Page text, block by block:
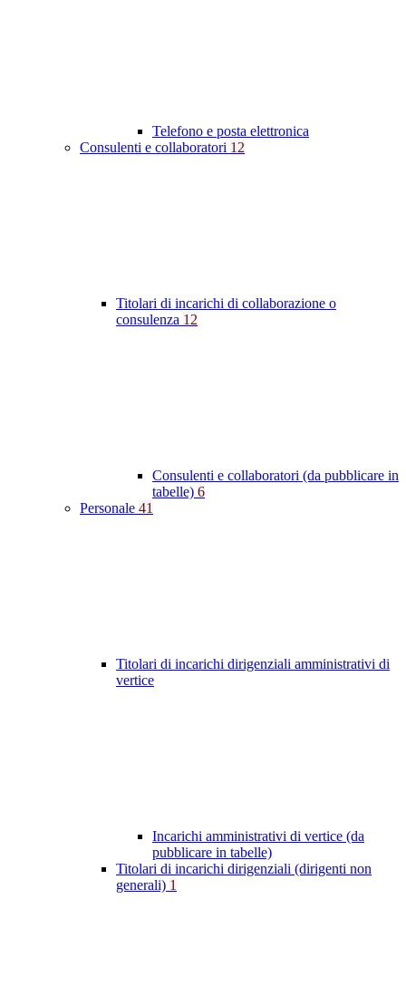
Telefono e posta elettronica
Consulenti e collaboratori 12
Titolari di incarichi di collaborazione o
consulenza 12
Consulenti e collaboratori (da pubblicare in
tabelle) 6
Personale 41
Titolari di incarichi dirigenziali amministrativi di
vertice
Incarichi amministrativi di vertice (da
pubblicare in tabelle)
Titolari di incarichi dirigenziali (dirigenti non
generali) 1